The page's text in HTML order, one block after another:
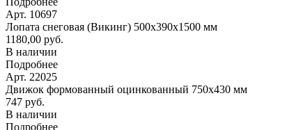
Арт. 10697
Лопата снеговая (Викинг) 500х390х1500 мм
1180,00 руб.
В наличии
Подробнее
Арт. 22025
Движок формованный оцинкованный 750х430 мм
747 руб.
В наличии
Подробнее